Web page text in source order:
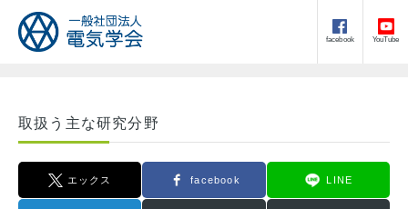
facebook YouTube
取扱う主な研究分野
エックス facebook LINE